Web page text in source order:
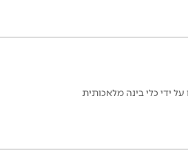
ידי כלי בינה מלאכותית